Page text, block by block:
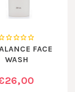
FACE
WASH